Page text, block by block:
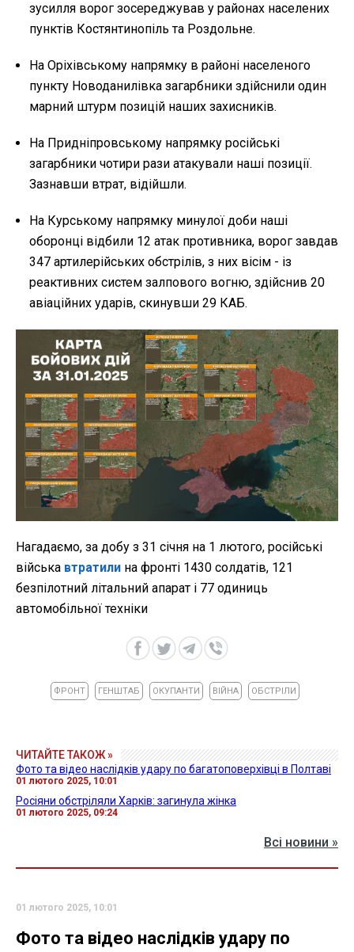
зусилля ворог зосереджував у районах населених
пунктів Костянтинопіль та Роздольне.
На Оріхівському напрямку в районі населеного
пункту Новоданилівка загарбники здійснили один
марний штурм позицій наших захисників.
На Придніпровському напрямку російські
загарбники чотири рази атакували наші позиції.
Зазнавши втрат, відійшли.
На Курському напрямку минулої доби наші
оборонці відбили 12 атак противника, ворог завдав
347 артилерійських обстрілів, з них вісім - із
реактивних систем залпового вогню, здійснив 20
авіаційних ударів, скинувши 29 КАБ.
Нагадаємо, за добу з 31 січня на 1 лютого, російські
війська втратили на фронті 1430 солдатів, 121
безпілотний літальний апарат і 77 одиниць
автомобільної техніки
ФРОНТ ГЕНШТАБ ОКУПАНТИ ВІЙНА ОБСТРІЛИ
ЧИТАЙТЕ ТАКОЖ »
Фото та відео наслідків удару по багатоповерхівці в Полтаві
01 лютого 2025, 10:01
Росіяни обстріляли Харків: загинула жінка
01 лютого 2025, 09:24
Всі новини »
01 лютого 2025, 10:01
Фото та відео наслідків удару по